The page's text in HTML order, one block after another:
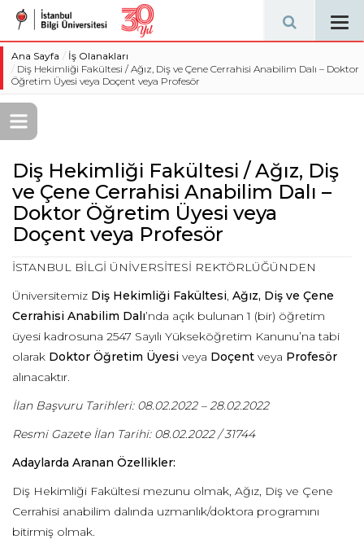
Ana Sayfa
İş Olanakları
Diş Hekimliği Fakültesi / Ağız, Diş ve Çene Cerrahisi Anabilim Dalı – Doktor
Öğretim Üyesi veya Doçent veya Profesör
Diş Hekimliği Fakültesi / Ağız, Diş
ve Çene Cerrahisi Anabilim Dalı –
Doktor Öğretim Üyesi veya
Doçent veya Profesör
İSTANBUL BİLGİ ÜNİVERSİTESİ REKTÖRLÜĞÜNDEN
Üniversitemiz Diş Hekimliği Fakültesi, Ağız, Diş ve Çene
Cerrahisi Anabilim Dalı’nda açık bulunan 1 (bir) öğretim
üyesi kadrosuna 2547 Sayılı Yükseköğretim Kanunu’na tabi
olarak Doktor Öğretim Üyesi veya Doçent veya Profesör
alınacaktır.
İlan Başvuru Tarihleri: 08.02.2022 – 28.02.2022
Resmi Gazete İlan Tarihi: 08.02.2022 / 31744
Adaylarda Aranan Özellikler:
Diş Hekimliği Fakültesi mezunu olmak, Ağız, Diş ve Çene
Cerrahisi anabilim dalında uzmanlık/doktora programını
bitirmiş olmak.